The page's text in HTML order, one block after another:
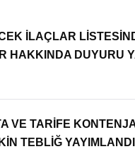
İLAÇLAR
HAKKINDA DUYURU
VE TARİFE
TEBLİĞ YAYIMLANDI